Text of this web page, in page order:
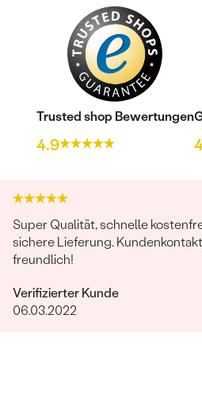
Trusted shop Bewertungen
4.9
Super Qualität, schnelle
sichere Lieferung.
freundlich!
Verifizierter Kunde
06.03.2022